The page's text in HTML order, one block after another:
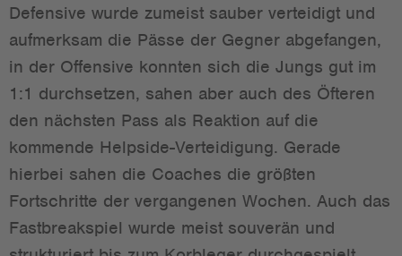
Defensive wurde zumeist sauber verteidigt und
aufmerksam die Pässe der Gegner abgefangen,
in der Offensive konnten sich die Jungs gut im
1:1 durchsetzen, sahen aber auch des Öfteren
den nächsten Pass als Reaktion auf die
kommende Helpside-Verteidigung. Gerade
hierbei sahen die Coaches die größten
Fortschritte der vergangenen Wochen. Auch das
Fastbreakspiel wurde meist souverän und